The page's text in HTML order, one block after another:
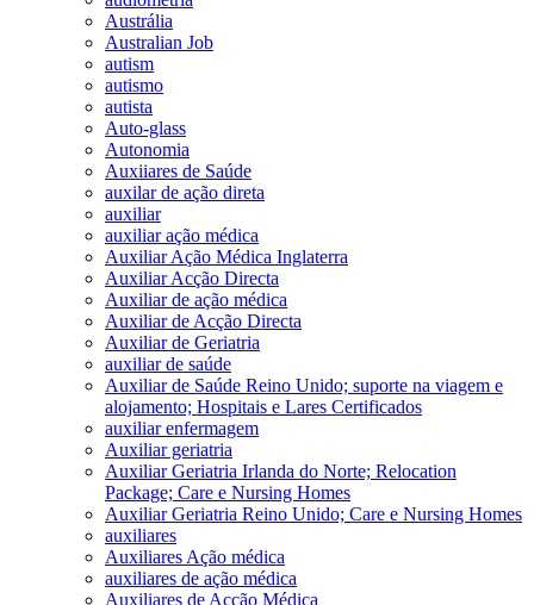
Austrália
Australian Job
autism
autismo
autista
Auto-glass
Autonomia
Auxiiares de Saúde
auxilar de ação direta
auxiliar
auxiliar ação médica
Auxiliar Ação Médica Inglaterra
Auxiliar Acção Directa
Auxiliar de ação médica
Auxiliar de Acção Directa
Auxiliar de Geriatria
auxiliar de saúde
Auxiliar de Saúde Reino Unido; suporte na viagem e
alojamento; Hospitais e Lares Certificados
auxiliar enfermagem
Auxiliar geriatria
Auxiliar Geriatria Irlanda do Norte; Relocation
Package; Care e Nursing Homes
Auxiliar Geriatria Reino Unido; Care e Nursing Homes
auxiliares
Auxiliares Ação médica
auxiliares de ação médica
Auxiliares de Acção Médica